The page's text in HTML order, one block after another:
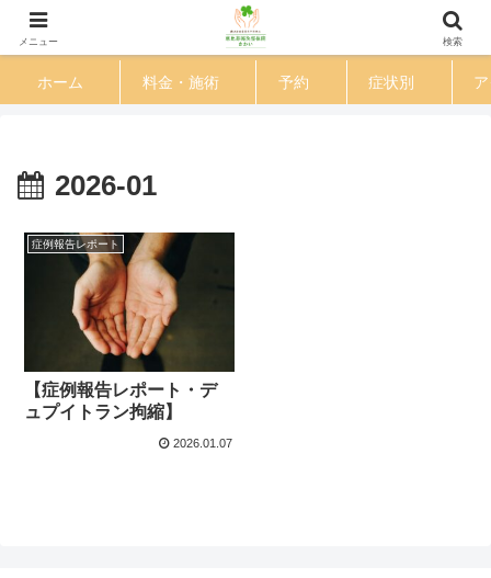
渋谷区 恵比寿駅徒歩３分の鍼灸整体院
ホーム 料金・施術 予約 症状別
2026-01
症例報告レポート
【症例報告レポート・デ
ュプイトラン拘縮】
2026.01.07
メニュー 検索